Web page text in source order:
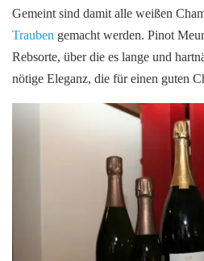
Gemeint sind damit alle weißen
Trauben gemacht werden. Pinot
Rebsorte, über die es lange und
nötige Eleganz, die für einen guten